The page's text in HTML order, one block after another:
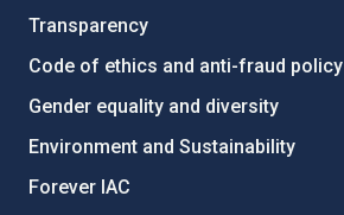
Transparency
Code of ethics and anti-fraud policy
Gender equality and diversity
Environment and Sustainability
Forever IAC